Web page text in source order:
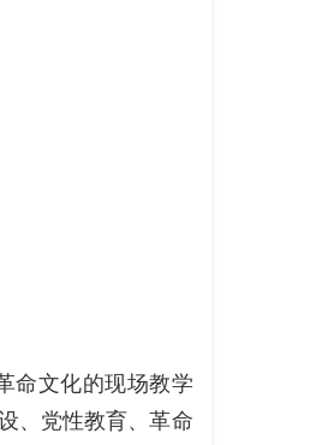
命文化的现场教学
、党性教育、革命